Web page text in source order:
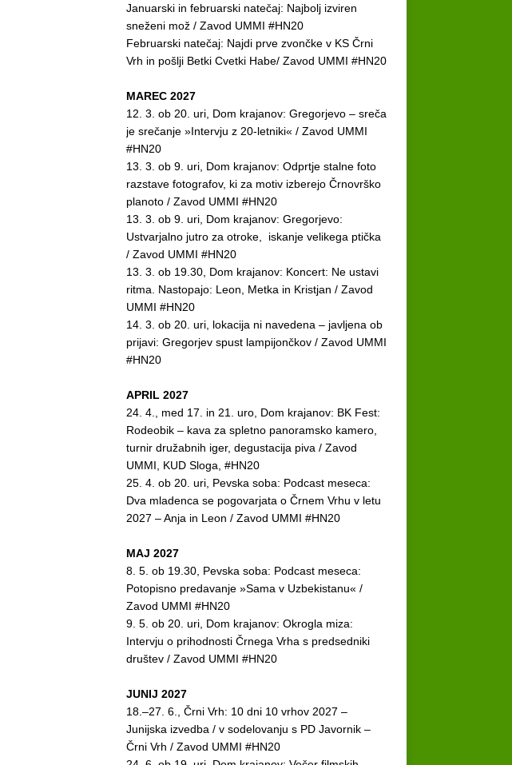
Januarski in februarski natečaj: Najbolj izviren
sneženi mož / Zavod UMMI #HN20
Februarski natečaj: Najdi prve zvončke v KS Črni
Vrh in pošlji Betki Cvetki Habe/ Zavod UMMI #HN20
MAREC 2027
12. 3. ob 20. uri, Dom krajanov: Gregorjevo – sreča
je srečanje »Intervju z 20-letniki« / Zavod UMMI
#HN20
13. 3. ob 9. uri, Dom krajanov: Odprtje stalne foto
razstave fotografov, ki za motiv izberejo Črnovrško
planoto / Zavod UMMI #HN20
13. 3. ob 9. uri, Dom krajanov: Gregorjevo:
Ustvarjalno jutro za otroke, iskanje velikega ptička
/ Zavod UMMI #HN20
13. 3. ob 19.30, Dom krajanov: Koncert: Ne ustavi
ritma. Nastopajo: Leon, Metka in Kristjan / Zavod
UMMI #HN20
14. 3. ob 20. uri, lokacija ni navedena – javljena ob
prijavi: Gregorjev spust lampijončkov / Zavod UMMI
#HN20
APRIL 2027
24. 4., med 17. in 21. uro, Dom krajanov: BK Fest:
Rodeobik – kava za spletno panoramsko kamero,
turnir družabnih iger, degustacija piva / Zavod
UMMI, KUD Sloga, #HN20
25. 4. ob 20. uri, Pevska soba: Podcast meseca:
Dva mladenca se pogovarjata o Črnem Vrhu v letu
2027 – Anja in Leon / Zavod UMMI #HN20
MAJ 2027
8. 5. ob 19.30, Pevska soba: Podcast meseca:
Potopisno predavanje »Sama v Uzbekistanu« /
Zavod UMMI #HN20
9. 5. ob 20. uri, Dom krajanov: Okrogla miza:
Intervju o prihodnosti Črnega Vrha s predsedniki
društev / Zavod UMMI #HN20
JUNIJ 2027
18.–27. 6., Črni Vrh: 10 dni 10 vrhov 2027 –
Junijska izvedba / v sodelovanju s PD Javornik –
Črni Vrh / Zavod UMMI #HN20